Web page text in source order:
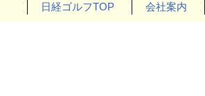
日経ゴルフTOP 会社案内